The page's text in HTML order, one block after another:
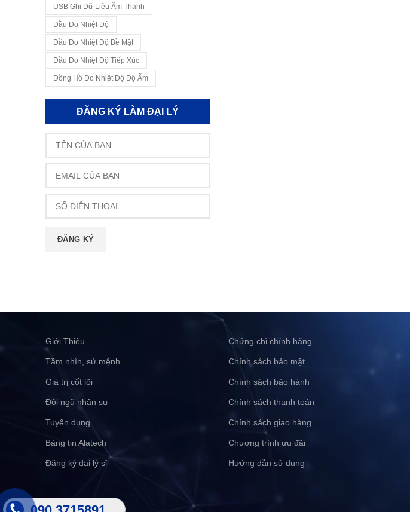
USB Ghi Dữ Liệu Âm Thanh
Đầu Đo Nhiệt Độ
Đầu Đo Nhiệt Độ Bề Mặt
Đầu Đo Nhiệt Độ Tiếp Xúc
Đồng Hồ Đo Nhiệt Độ Độ Ẩm
ĐĂNG KÝ LÀM ĐẠI LÝ
Giới Thiệu
Tầm nhìn, sứ mệnh
Giá trị cốt lõi
Đội ngũ nhân sự
Tuyển dụng
Bảng tin Alatech
Đăng ký đại lý sỉ
Chứng chỉ chính hãng
Chính sách bảo mật
Chính sách bảo hành
Chính sách thanh toán
Chính sách giao hàng
Chương trình ưu đãi
Hướng dẫn sử dụng